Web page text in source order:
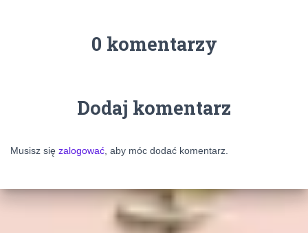
0 komentarzy
Dodaj komentarz
Musisz się zalogować , aby móc dodać komentarz.